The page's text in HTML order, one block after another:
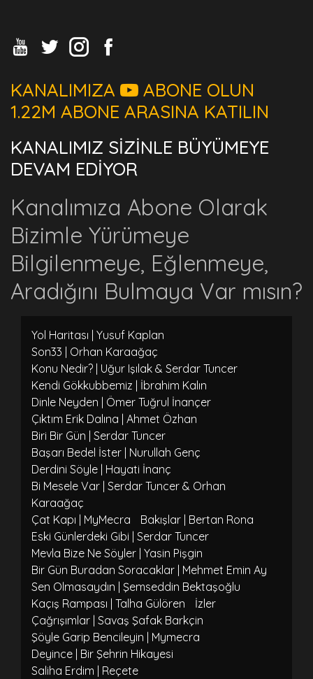
KANALIMIZA
ABONE OLUN
1.22M ABONE ARASINA KATILIN
KANALIMIZ SİZİNLE BÜYÜMEYE
DEVAM EDİYOR
Kanalımıza Abone Olarak
Bizimle Yürümeye
Bilgilenmeye, Eğlenmeye,
Aradığını Bulmaya Var mısın?
Yol Haritası | Yusuf Kaplan
Son33 | Orhan Karaağaç
Konu Nedir? | Uğur Işılak & Serdar Tuncer
Kendi Gökkubbemiz | İbrahim Kalın
Dinle Neyden | Ömer Tuğrul İnançer
Çıktım Erik Dalına | Ahmet Özhan
Biri Bir Gün | Serdar Tuncer
Başarı Bedel İster | Nurullah Genç
Derdini Söyle | Hayati İnanç
Bi Mesele Var | Serdar Tuncer & Orhan
Karaağaç
Çat Kapı | MyMecra
Bakışlar | Bertan Rona
Eski Günlerdeki Gibi | Serdar Tuncer
Mevla Bize Ne Söyler | Yasin Pişgin
Bir Gün Buradan Soracaklar | Mehmet Emin Ay
Sen Olmasaydın | Şemseddin Bektaşoğlu
Kaçış Rampası | Talha Gülören
İzler
Çağrışımlar | Savaş Şafak Barkçin
Şöyle Garip Bencileyin | Mymecra
Deyince | Bir Şehrin Hikayesi
Saliha Erdim | Reçete